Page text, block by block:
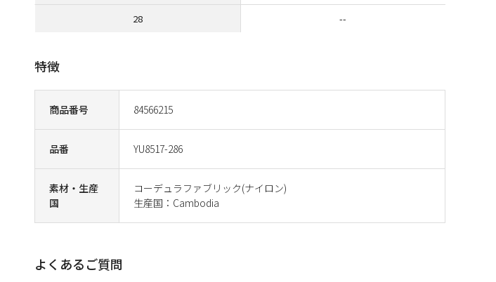
商品番号 84566215
品番 YU8517-286
素材・生産
国
コーデュラファブリック(ナイロン)
生産国：Cambodia
特徴
よくあるご質問
28 --